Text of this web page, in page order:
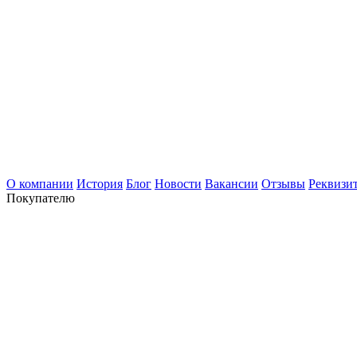
О компании История Блог Новости Вакансии Отзывы
Покупателю